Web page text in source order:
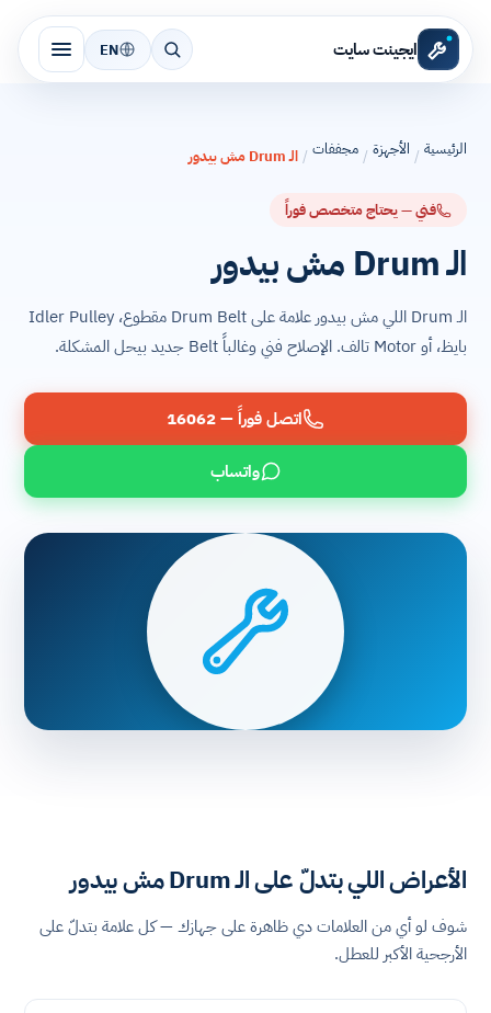
ايجينت سايت EN
الرئيسية / الأجهزة / مجففات / الـ Drum مش بيدور
فني — يحتاج متخصص فوراً
الـ Drum مش بيدور
الـ Drum اللي مش بيدور علامة على Drum Belt مقطوع، Idler Pulley
بايظ، أو Motor تالف. الإصلاح فني وغالباً Belt جديد بيحل المشكلة.
اتصل فوراً — 16062
واتساب
الأعراض اللي بتدلّ على الـ Drum مش بيدور
شوف لو أي من العلامات دي ظاهرة على جهازك — كل علامة بتدلّ على
الأرجحية الأكبر للعطل.